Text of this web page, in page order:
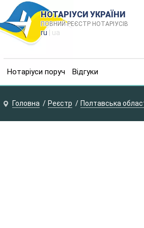
НОТАРІУСИ УКРАЇНИ
ПОВНИЙ РЕЄСТР НОТАРІУСІВ
ru | ua
Нотаріуси поруч Відгуки
Головна Реєстр Полтавська